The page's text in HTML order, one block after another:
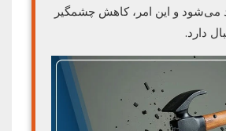
می‌شود و این امر، کاهش چشمگیر
دارد.